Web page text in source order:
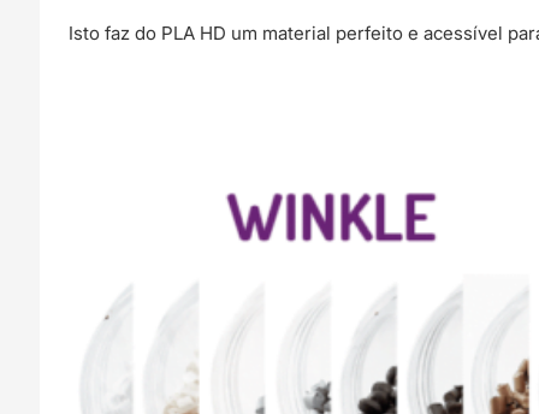
Isto faz do PLA HD um material perfeito e acessível